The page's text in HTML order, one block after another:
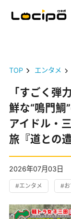
TOP エンタメ
「すごく弾
鮮な“鳴門鯛
アイドル・
旅『道との遭
2026年07月03日
#エンタメ #お